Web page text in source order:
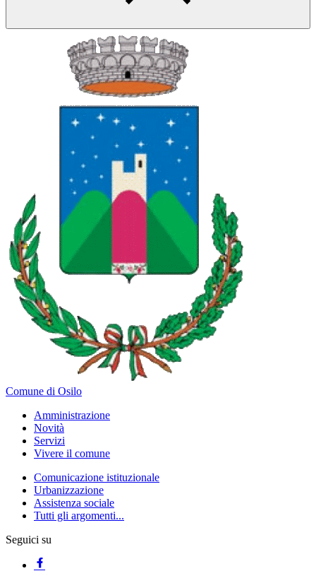
Comune di Osilo
Amministrazione
Novità
Servizi
Vivere il comune
Comunicazione istituzionale
Urbanizzazione
Assistenza sociale
Tutti gli argomenti...
Seguici su